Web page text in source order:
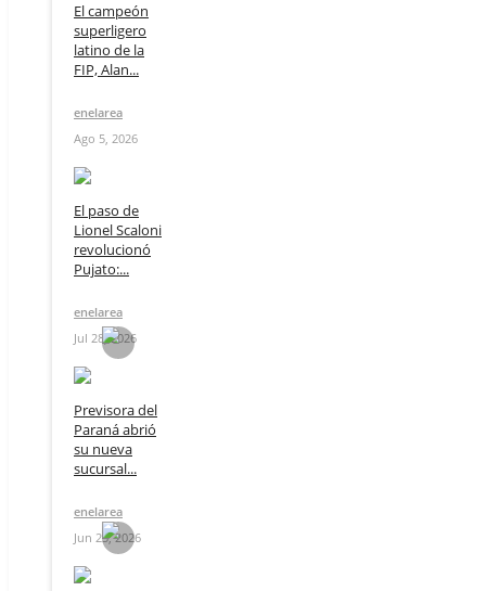
El campeón
superligero
latino de la
FIP, Alan...
enelarea
Ago 5, 2026
El paso de
Lionel Scaloni
revolucionó
Pujato:...
enelarea
Jul 28, 2026
Previsora del
Paraná abrió
su nueva
sucursal...
enelarea
Jun 23, 2026